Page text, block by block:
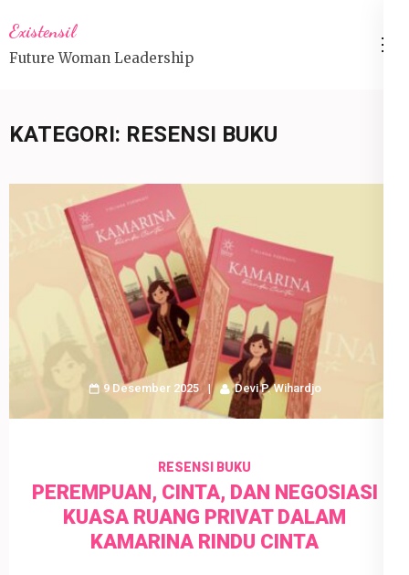
ke
konten
Existensil
Future Woman Leadership
KATEGORI: RESENSI BUKU
9 Desember 2025 Devi P. Wihardjo
RESENSI BUKU
PEREMPUAN, CINTA, DAN NEGOSIASI
KUASA RUANG PRIVAT DALAM
KAMARINA RINDU CINTA